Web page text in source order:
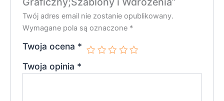
Twój adres email nie zostanie opublikowany.
Wymagane pola są oznaczone *
Twoja ocena *
Twoja opinia *